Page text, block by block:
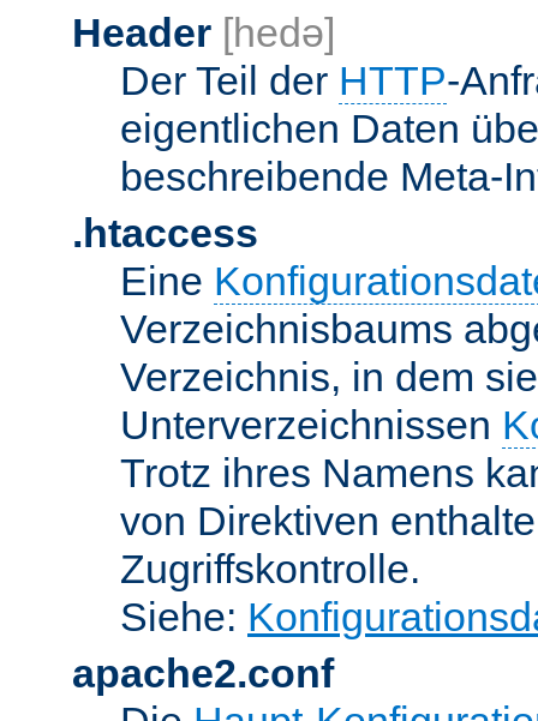
Header [hedə]
Der Teil der HTTP-
eigentlichen Daten
beschreibende Meta-
.htaccess
Eine
Verzeichnisbaums
Verzeichnis, in dem
Unterverzeichnissen
Trotz ihres Namens
von Direktiven
Zugriffskontrolle.
Siehe:
apache2.conf